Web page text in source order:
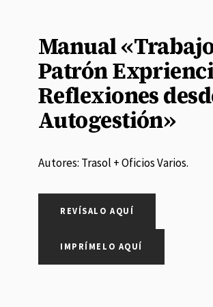
Manual
Patrón
Reflexiones
Autogestión»
Autores: Trasol + Oficios Varios.
REVÍSALO AQUÍ
IMPRÍMELO AQUÍ